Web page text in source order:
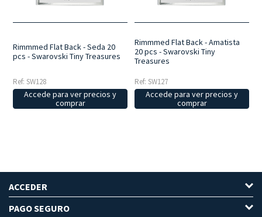
Rimmmed Flat Back - Seda 20
pcs - Swarovski Tiny Treasures
Ref: SW128
Accede para ver precios y
comprar
Rimmmed Flat Back - Amatista
20 pcs - Swarovski Tiny
Treasures
Ref: SW127
Accede para ver precios y
comprar
ACCEDER
PAGO SEGURO